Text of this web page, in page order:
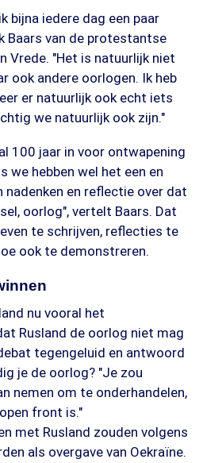
bijna iedere dag een paar
Baars van de protestantse
Vrede. "Het is natuurlijk niet
ook andere oorlogen. Ik heb
er natuurlijk ook echt iets
we natuurlijk ook zijn."
100 jaar in voor ontwapening
we hebben wel het een en
nadenken en reflectie over dat
oorlog", vertelt Baars. Dat
te schrijven, reflecties te
ook te demonstreren.
nu vooral het
Rusland de oorlog niet mag
tegengeluid en antwoord
je de oorlog? "Je zou
nemen om te onderhandelen,
front is."
met Rusland zouden volgens
als overgave van Oekraïne.